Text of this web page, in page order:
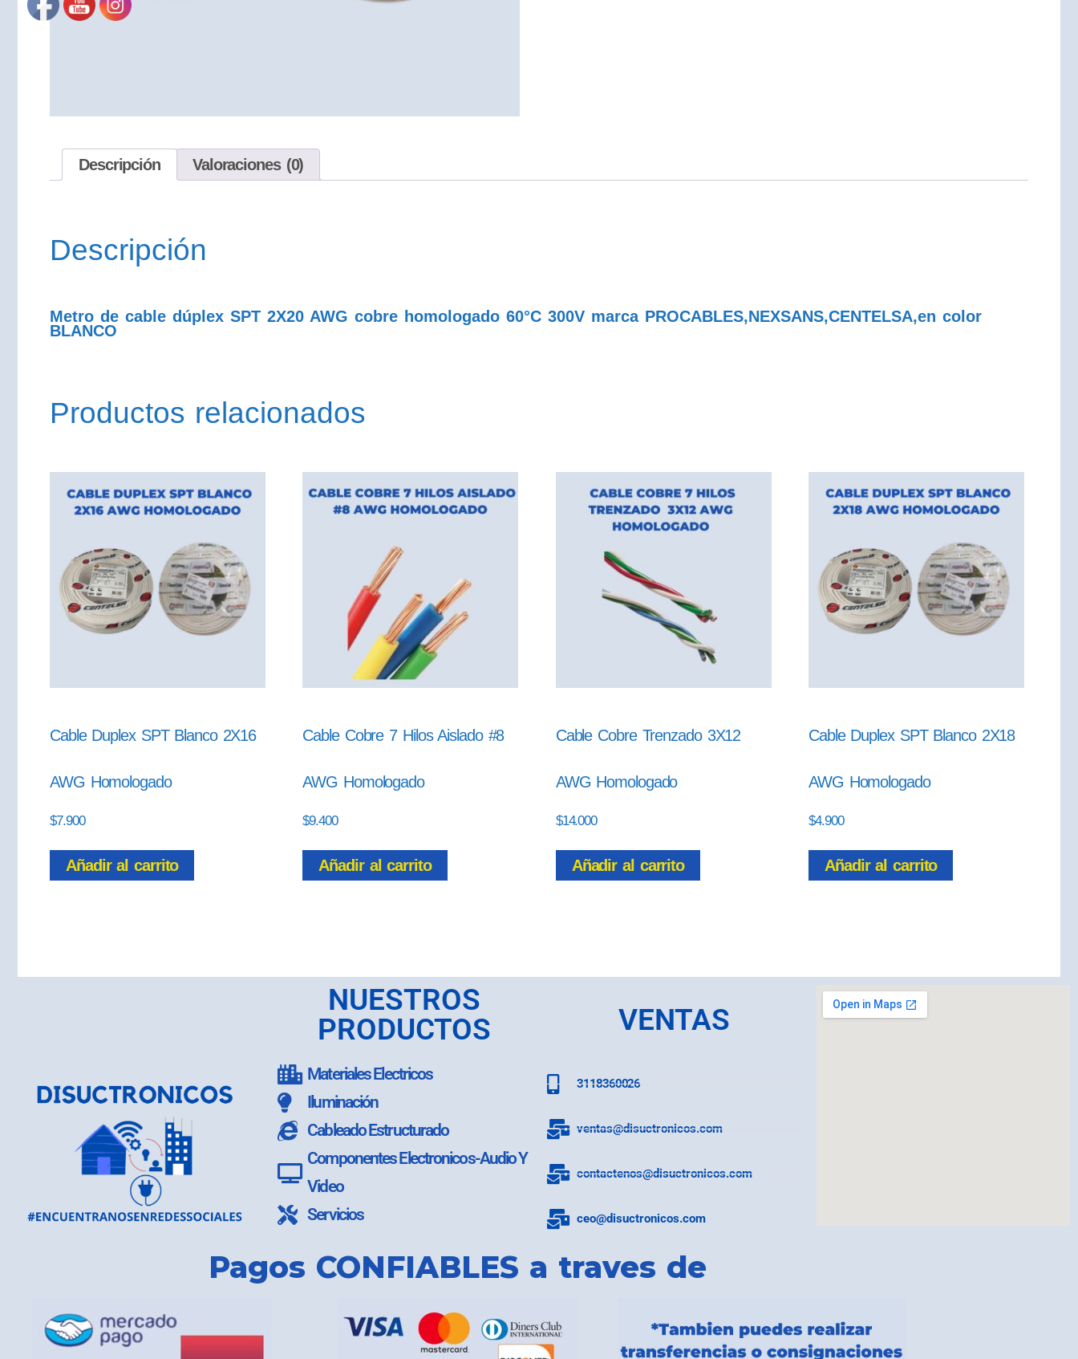
Descripción Valoraciones (0)
Descripción
Metro de cable dúplex SPT 2X20 AWG cobre homologado 60°C 300V marca PROCABLES,NEXSANS,CENTELSA,en color
BLANCO
Productos relacionados
Cable Duplex SPT Blanco 2X16
AWG Homologado
$7.900
Añadir al carrito
Cable Cobre 7 Hilos Aislado #8
AWG Homologado
$9.400
Añadir al carrito
Cable Cobre Trenzado 3X12
AWG Homologado
$14.000
Añadir al carrito
Cable Duplex SPT Blanco 2X18
AWG Homologado
$4.900
Añadir al carrito
NUESTROS
PRODUCTOS
Materiales Electricos
Iluminación
Cableado Estructurado
Componentes Electronicos-Audio Y
Video
Servicios
VENTAS
3118360026
ventas@disuctronicos.com
contactenos@disuctronicos.com
ceo@disuctronicos.com
Pagos CONFIABLES a traves de